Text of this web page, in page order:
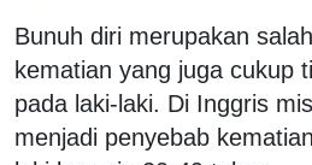
Bunuh diri merupakan
kematian yang juga cukup
pada laki-laki. Di Inggris
menjadi penyebab